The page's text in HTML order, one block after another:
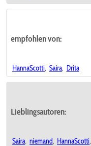
empfohlen von:
HannaScotti, Saira, Drita
Lieblingsautoren:
Saira, niemand, HannaScotti,